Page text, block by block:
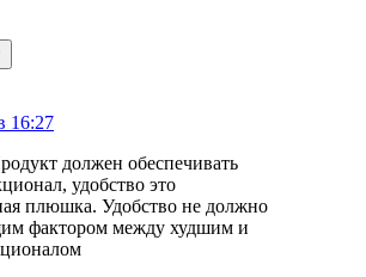
16:27
должен обеспечивать
удобство это
плюшка. Удобство не должно
фактором между худшим и